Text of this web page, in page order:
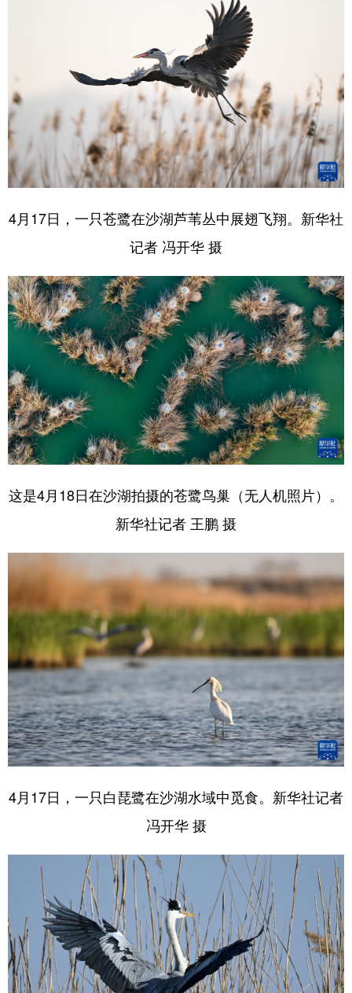
4月17日，一只苍鹭在沙湖芦苇丛中展翅飞翔。新华社
记者 冯开华 摄
这是4月18日在沙湖拍摄的苍鹭鸟巢（无人机照片）。
新华社记者 王鹏 摄
4月17日，一只白琵鹭在沙湖水域中觅食。新华社记者
冯开华 摄